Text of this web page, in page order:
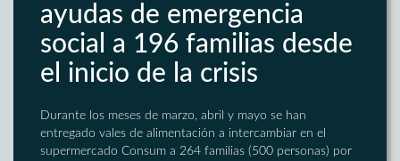
ayudas de emergencia
social a 196 familias desde
el inicio de la crisis
Durante los meses de marzo, abril y mayo se han
entregado vales de alimentación a intercambiar en el
supermercado Consum a 264 familias (500 personas) por